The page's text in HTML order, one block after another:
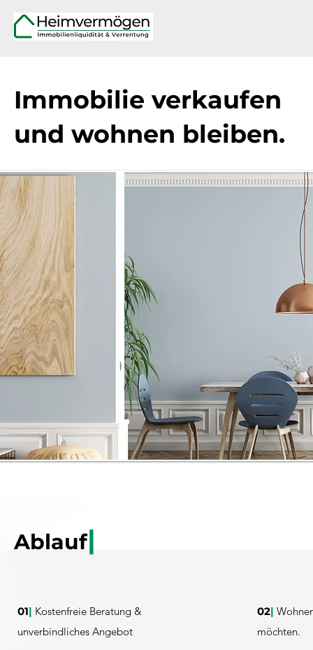
Immobilie verkaufen
und wohnen bleiben.
Ablauf|
01| Kostenfreie Beratung &
unverbindliches Angebot
02|
möchten.